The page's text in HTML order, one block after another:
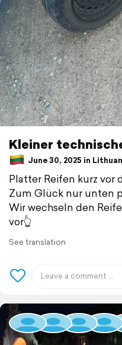
Kleiner
June 30, 2025 in
Platter Reifen kurz vor
Zum Glück nur unten
Wir wechseln den
vor👆
See translation